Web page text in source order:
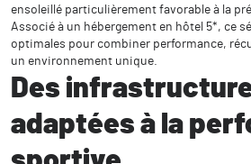
ensoleillé particulièrement favorable à la
Associé à un hébergement en hôtel 5*, ce
optimales pour combiner performance,
un environnement unique.
Des
adaptées à la